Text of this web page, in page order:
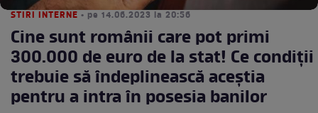
STIRI INTERNE • pe 14.06.2023 la 20:56
Cine sunt românii care pot primi
300.000 de euro de la stat! Ce condiții
trebuie să îndeplinească aceștia
pentru a intra în posesia banilor